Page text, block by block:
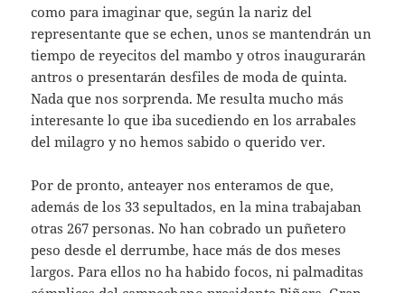
como para imaginar que, según la nariz del
representante que se echen, unos se mantendrán un
tiempo de reyecitos del mambo y otros inaugurarán
antros o presentarán desfiles de moda de quinta.
Nada que nos sorprenda. Me resulta mucho más
interesante lo que iba sucediendo en los arrabales
del milagro y no hemos sabido o querido ver.
Por de pronto, anteayer nos enteramos de que,
además de los 33 sepultados, en la mina trabajaban
otras 267 personas. No han cobrado un puñetero
peso desde el derrumbe, hace más de dos meses
largos. Para ellos no ha habido focos, ni palmaditas